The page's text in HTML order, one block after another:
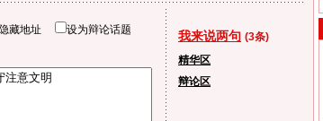
藏地址 设为辩论话题 我来说两句 (3条)
精华区
辩论区